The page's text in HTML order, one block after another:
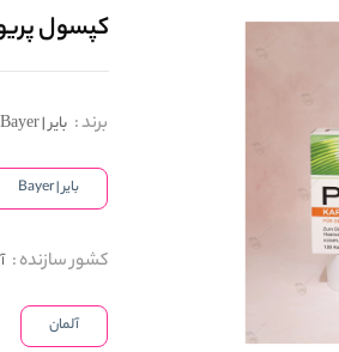
کپسول
برند: بایر | Bayer
بایر | Bayer
کشور سازنده:
آلمان